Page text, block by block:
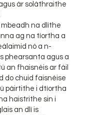
ár soláthraithe
na dlíthe
ag na tíortha a
nó a n-
phearsanta agus a
an fhaisnéis ar fáil
do chuid faisnéise
páirtithe i dtíortha
haistrithe sin i
an dlí is